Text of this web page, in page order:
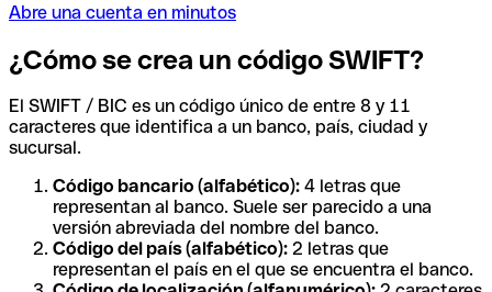
Abre una cuenta en minutos
¿Cómo se crea un código SWIFT?
El SWIFT / BIC es un código único de entre 8 y 11
caracteres que identifica a un banco, país, ciudad y
sucursal.
Código bancario (alfabético): 4 letras que
representan al banco. Suele ser parecido a una
versión abreviada del nombre del banco.
Código del país (alfabético): 2 letras que
representan el país en el que se encuentra el banco.